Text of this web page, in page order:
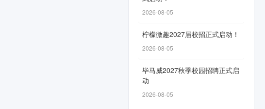
2026-08-05
柠檬微趣2027届校招正式启动！
2026-08-05
毕马威2027秋季校园招聘正式启
动
2026-08-05